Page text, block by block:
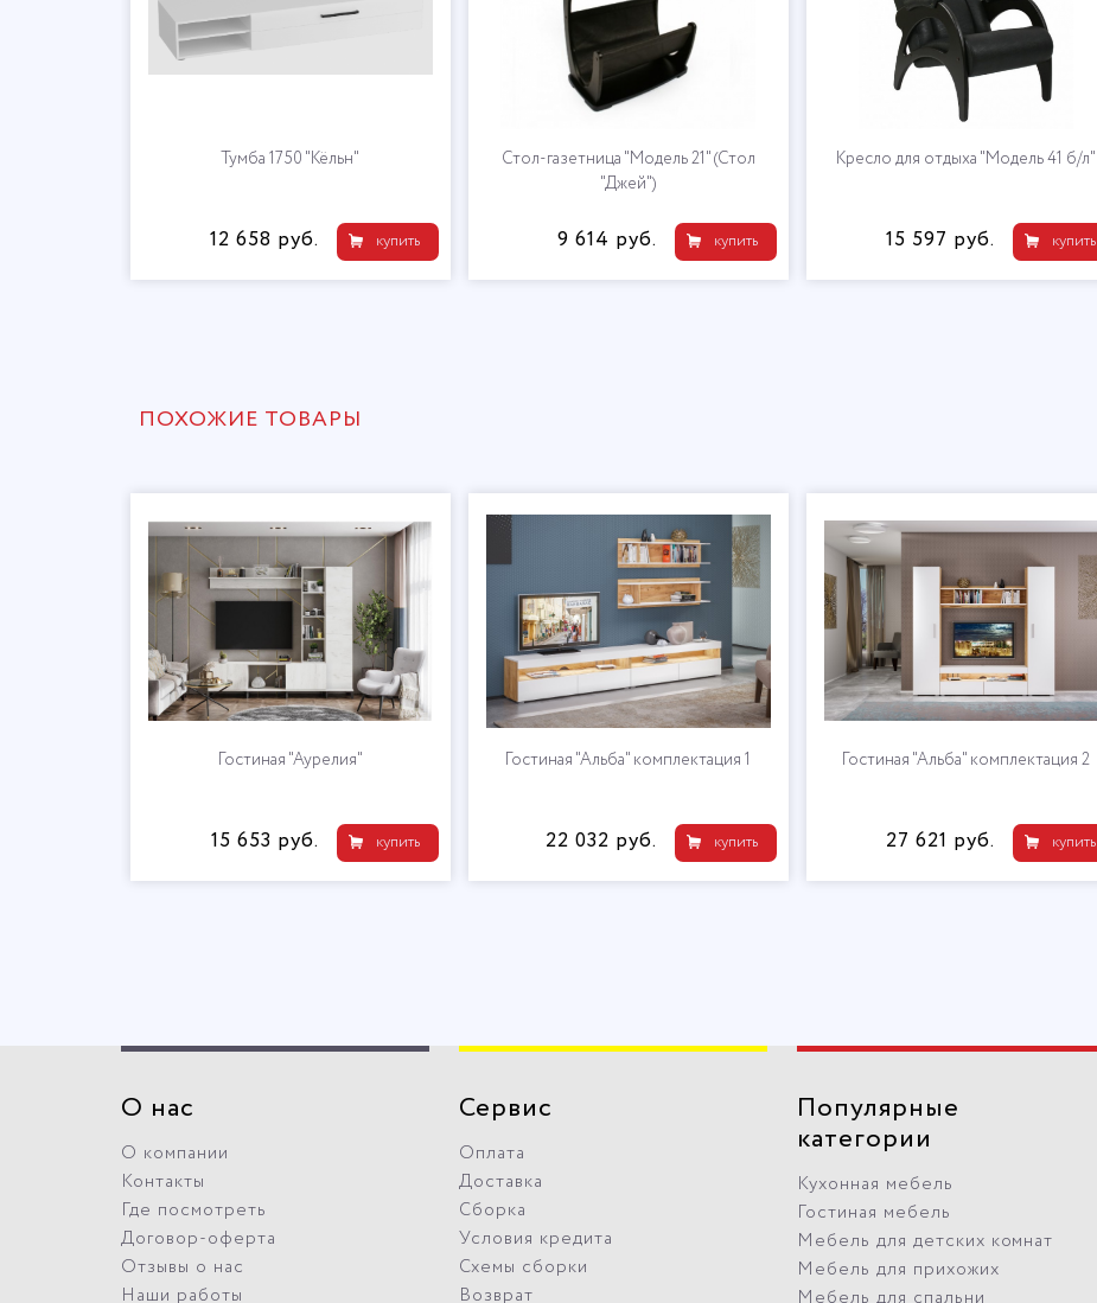
Тумба 1750 "Кёльн"
купить
12 658 руб.
Стол-газетница "Модель 21" (Стол
"Джей")
купить
9 614 руб.
Кресло для отдыха "Модель 41 б/л"
купить
15 597 руб.
ПОХОЖИЕ ТОВАРЫ
Гостиная "Аурелия"
купить
15 653 руб.
Гостиная "Альба" комплектация 1
купить
22 032 руб.
Гостиная "Альба" комплектация 2
купить
27 621 руб.
О нас
О компании
Контакты
Где посмотреть
Договор-оферта
Отзывы о нас
Наши работы
Сервис
Оплата
Доставка
Сборка
Условия кредита
Схемы сборки
Возврат
Популярные
категории
Кухонная мебель
Гостиная мебель
Мебель для детских комнат
Мебель для прихожих